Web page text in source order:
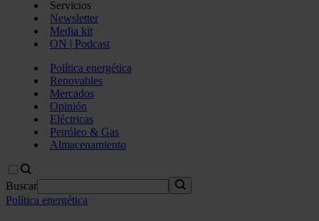
Servicios
Newsletter
Media kit
ON | Podcast
Política energética
Renovables
Mercados
Opinión
Eléctricas
Petróleo & Gas
Almacenamiento
Buscar
Política energética